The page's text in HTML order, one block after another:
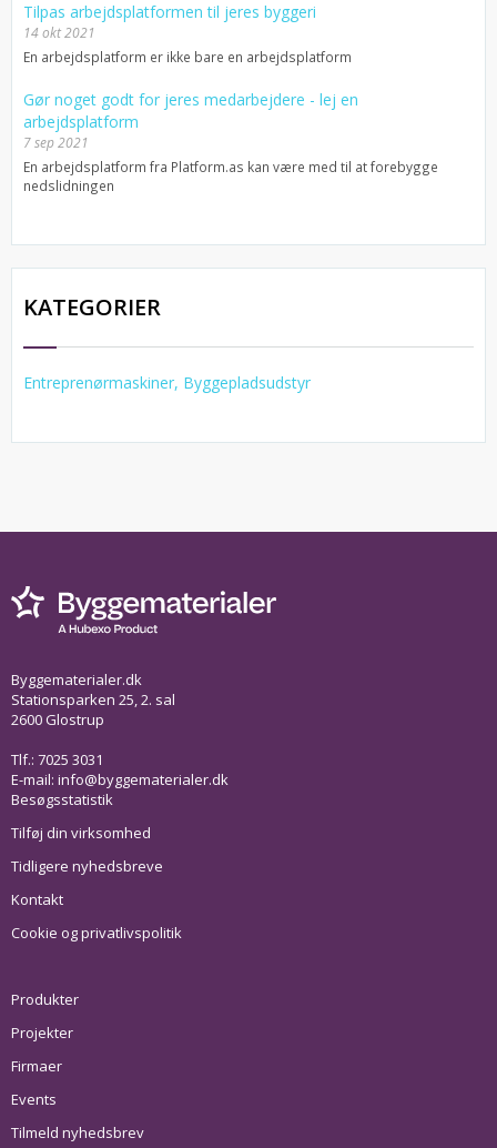
Tilpas arbejdsplatformen til jeres byggeri
14 okt 2021
En arbejdsplatform er ikke bare en arbejdsplatform
Gør noget godt for jeres medarbejdere - lej en
arbejdsplatform
7 sep 2021
En arbejdsplatform fra Platform.as kan være med til at forebygge
nedslidningen
KATEGORIER
Entreprenørmaskiner, Byggepladsudstyr
Byggematerialer.dk
Stationsparken 25, 2. sal
2600 Glostrup
Tlf.: 7025 3031
E-mail: info@byggematerialer.dk
Besøgsstatistik
Tilføj din virksomhed
Tidligere nyhedsbreve
Kontakt
Cookie og privatlivspolitik
Produkter
Projekter
Firmaer
Events
Tilmeld nyhedsbrev